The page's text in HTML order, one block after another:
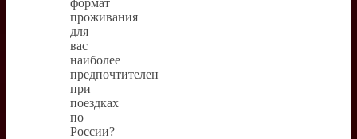
проживания
для
вас
наиболее
предпочтителен
при
поездках
по
России?